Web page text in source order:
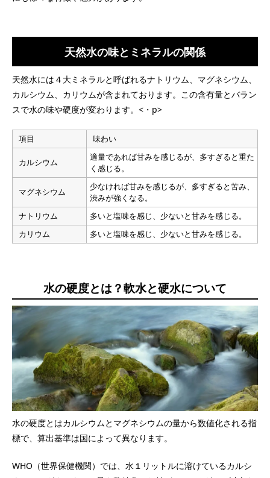
天然水の味とミネラルの関係
天然水には４大ミネラルと呼ばれるナトリウム、マグネシウム、
カルシウム、カリウムが含まれております。この含有量とバラン
スで水の味や硬度が変わります。<・p>
項目 味わい
カルシウム
適量であれば甘みを感じるが、多すぎると重た
く感じる。
マグネシウム
少なければ甘みを感じるが、多すぎると苦み、
渋みが強くなる。
ナトリウム
多いと塩味を感じ、少ないと甘みを感じる。
カリウム
多いと塩味を感じ、少ないと甘みを感じる。
水の硬度とは？軟水と硬水について
水の硬度とはカルシウムとマグネシウムの量から数値化される指
標で、算出基準は国によって異なります。
WHO（世界保健機関）では、水１リットルに溶けているカルシ